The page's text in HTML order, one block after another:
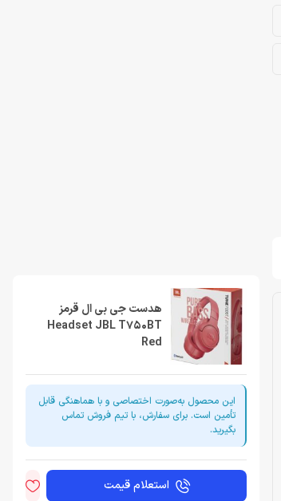
هدست جی بی ال قرمز
Headset JBL T750BT
Red
این محصول به‌صورت اختصاصی و با هماهنگی قابل
تأمین است. برای سفارش، با تیم فروش تماس
بگیرید.
استعلام قیمت